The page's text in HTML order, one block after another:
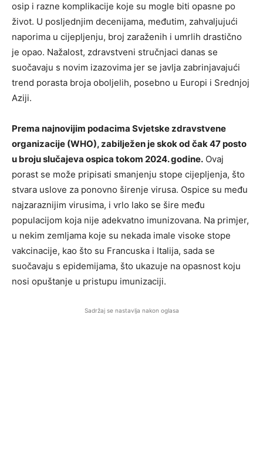
osip i razne komplikacije koje su mogle biti opasne po
život. U posljednjim decenijama, međutim, zahvaljujući
naporima u cijepljenju, broj zaraženih i umrlih drastično
je opao. Nažalost, zdravstveni stručnjaci danas se
suočavaju s novim izazovima jer se javlja zabrinjavajući
trend porasta broja oboljelih, posebno u Europi i Srednjoj
Aziji.
Prema najnovijim podacima Svjetske zdravstvene
organizacije (WHO), zabilježen je skok od čak 47 posto
u broju slučajeva ospica tokom 2024. godine. Ovaj
porast se može pripisati smanjenju stope cijepljenja, što
stvara uslove za ponovno širenje virusa. Ospice su među
najzaraznijim virusima, i vrlo lako se šire među
populacijom koja nije adekvatno imunizovana. Na primjer,
u nekim zemljama koje su nekada imale visoke stope
vakcinacije, kao što su Francuska i Italija, sada se
suočavaju s epidemijama, što ukazuje na opasnost koju
nosi opuštanje u pristupu imunizaciji.
Sadržaj se nastavlja nakon oglasa